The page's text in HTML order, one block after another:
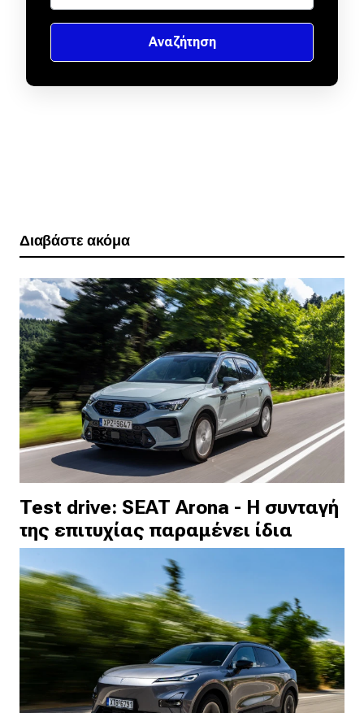
Διαβάστε ακόμα
Test drive: SEAT Arona - Η συνταγή
της επιτυχίας παραμένει ίδια